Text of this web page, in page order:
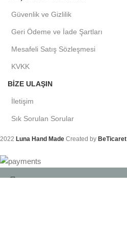
Güvenlik ve Gizlilik
Geri Ödeme ve İade Şartları
Mesafeli Satış Sözleşmesi
KVKK
BIZE ULAŞIN
İletişim
Sık Sorulan Sorular
2022 Luna Hand Made Created by BeTicaret